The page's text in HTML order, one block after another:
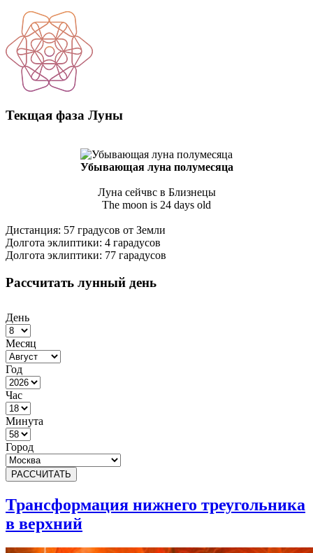
Текщая фаза Луны
Убывающая луна полумесяца
Луна сейчвс в Близнецы
The moon is 24 days old
Дистанция: 57 градусов от Земли
Долгота эклиптики: 4 гарадусов
Долгота эклиптики: 77 гарадусов
Рассчитать лунный день
День
Месяц
Год
Час
Минута
Город
РАССЧИТАТЬ
Трансформация нижнего треугольника
в верхний